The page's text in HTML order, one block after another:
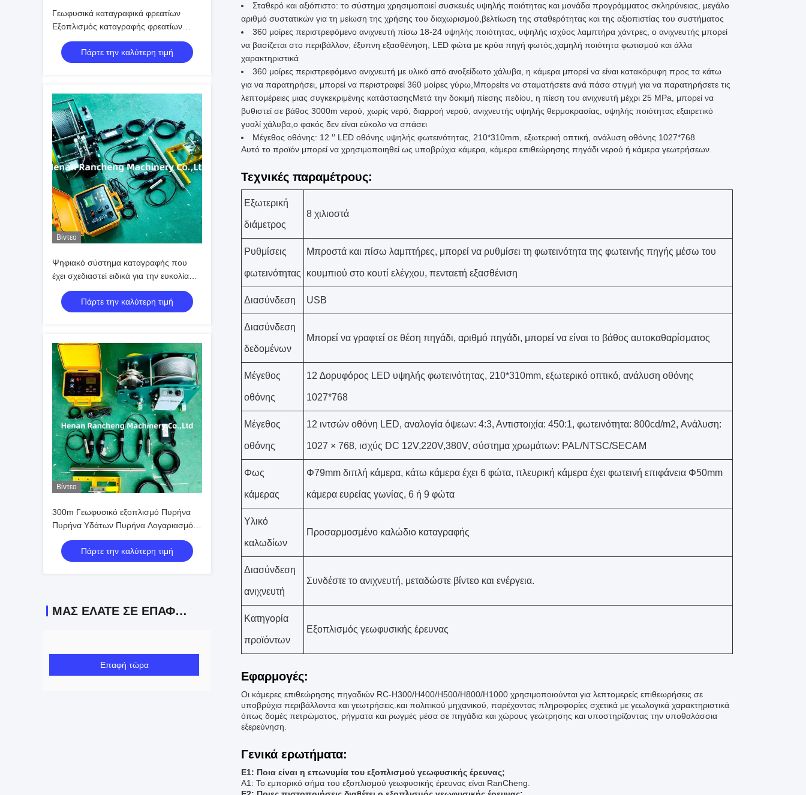
Γεωφυσικά καταγραφικά φρεατίων
Εξοπλισμός καταγραφής φρεατίων
Εργαλείο καταγραφής φρεατίων,
Εξοπλισμός καταγραφής γεωτρήσεων
Εργαλείο γεωτεχνικής έρευνας
Πάρτε την καλύτερη τιμή
Βίντεο
Ψηφιακό σύστημα καταγραφής που
έχει σχεδιαστεί ειδικά για την ευκολία
της εργασίας στο πεδίο
Πάρτε την καλύτερη τιμή
Βίντεο
300m Γεωφυσικό εξοπλισμό Πυρήνα
Πυρήνα Υδάτων Πυρήνα Λογαριασμός
εργαλείο 1% (Σκηνή) Ακριβότητα
μέτρησης της φαινομενικής αντίστασης
Πάρτε την καλύτερη τιμή
ΜΑΣ ΕΛΆΤΕ ΣΕ ΕΠΑΦΉ ΜΕ
Επαφή τώρα
Σταθερό και αξιόπιστο: το σύστημα χρησιμοποιεί συσκευές υψηλής ποιότητας και μονάδα προγράμματος σκληρύνειας, μεγάλο
αριθμό συστατικών για τη μείωση της χρήσης του διαχωρισμού,βελτίωση της σταθερότητας και της αξιοπιστίας του συστήματος
360 μοίρες περιστρεφόμενο ανιχνευτή πίσω 18-24 υψηλής ποιότητας, υψηλής ισχύος λαμπτήρα χάντρες, ο ανιχνευτής μπορεί
να βασίζεται στο περιβάλλον, έξυπνη εξασθένηση, LED φώτα με κρύα πηγή φωτός,χαμηλή ποιότητα φωτισμού και άλλα
χαρακτηριστικά
360 μοίρες περιστρεφόμενο ανιχνευτή με υλικό από ανοξείδωτο χάλυβα, η κάμερα μπορεί να είναι κατακόρυφη προς τα κάτω
για να παρατηρήσει, μπορεί να περιστραφεί 360 μοίρες γύρω,Μπορείτε να σταματήσετε ανά πάσα στιγμή για να παρατηρήσετε τις
λεπτομέρειες μιας συγκεκριμένης κατάστασηςΜετά την δοκιμή πίεσης πεδίου, η πίεση του ανιχνευτή μέχρι 25 MPa, μπορεί να
βυθιστεί σε βάθος 3000m νερού, χωρίς νερό, διαρροή νερού, ανιχνευτής υψηλής θερμοκρασίας, υψηλής ποιότητας εξαιρετικό
γυαλί χάλυβα,ο φακός δεν είναι εύκολο να σπάσει
Μέγεθος οθόνης: 12 ′′ LED οθόνης υψηλής φωτεινότητας, 210*310mm, εξωτερική οπτική, ανάλυση οθόνης 1027*768
Αυτό το προϊόν μπορεί να χρησιμοποιηθεί ως υποβρύχια κάμερα, κάμερα επιθεώρησης πηγάδι νερού ή κάμερα γεωτρήσεων.
Τεχνικές παραμέτρους:
Εξωτερική
διάμετρος
8 χιλιοστά
Ρυθμίσεις
φωτεινότητας
Μπροστά και πίσω λαμπτήρες, μπορεί να ρυθμίσει τη φωτεινότητα της φωτεινής πηγής μέσω του
κουμπιού στο κουτί ελέγχου, πενταετή εξασθένιση
Διασύνδεση USB
Διασύνδεση
δεδομένων
Μπορεί να γραφτεί σε θέση πηγάδι, αριθμό πηγάδι, μπορεί να είναι το βάθος αυτοκαθαρίσματος
Μέγεθος
οθόνης
12 ∆ορυφόρος LED υψηλής φωτεινότητας, 210*310mm, εξωτερικό οπτικό, ανάλυση οθόνης
1027*768
Μέγεθος
οθόνης
12 ιντσών οθόνη LED, αναλογία όψεων: 4:3, Αντιστοιχία: 450:1, φωτεινότητα: 800cd/m2, Ανάλυση:
1027 × 768, ισχύς DC 12V,220V,380V, σύστημα χρωμάτων: PAL/NTSC/SECAM
Φως
κάμερας
Φ79mm διπλή κάμερα, κάτω κάμερα έχει 6 φώτα, πλευρική κάμερα έχει φωτεινή επιφάνεια Φ50mm
κάμερα ευρείας γωνίας, 6 ή 9 φώτα
Υλικό
καλωδίων
Προσαρμοσμένο καλώδιο καταγραφής
Διασύνδεση
ανιχνευτή
Συνδέστε το ανιχνευτή, μεταδώστε βίντεο και ενέργεια.
Κατηγορία
προϊόντων
Εξοπλισμός γεωφυσικής έρευνας
Εφαρμογές:
Οι κάμερες επιθεώρησης πηγαδιών RC-H300/H400/H500/H800/H1000 χρησιμοποιούνται για λεπτομερείς επιθεωρήσεις σε
υποβρύχια περιβάλλοντα και γεωτρήσεις.και πολιτικού μηχανικού, παρέχοντας πληροφορίες σχετικά με γεωλογικά χαρακτηριστικά
όπως δομές πετρώματος, ρήγματα και ρωγμές μέσα σε πηγάδια και χώρους γεώτρησης και υποστηρίζοντας την υποθαλάσσια
εξερεύνηση.
Γενικά ερωτήματα:
Ε1: Ποια είναι η επωνυμία του εξοπλισμού γεωφυσικής έρευνας;
Α1: Το εμπορικό σήμα του εξοπλισμού γεωφυσικής έρευνας είναι RanCheng.